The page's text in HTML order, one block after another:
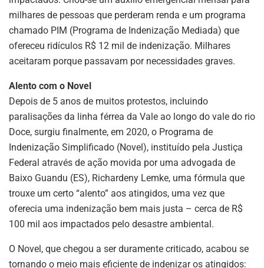
milhares de pessoas que perderam renda e um programa
chamado PIM (Programa de Indenização Mediada) que
ofereceu ridículos R$ 12 mil de indenização. Milhares
aceitaram porque passavam por necessidades graves.
Alento com o Novel
Depois de 5 anos de muitos protestos, incluindo
paralisações da linha férrea da Vale ao longo do vale do rio
Doce, surgiu finalmente, em 2020, o Programa de
Indenização Simplificado (Novel), instituído pela Justiça
Federal através de ação movida por uma advogada de
Baixo Guandu (ES), Richardeny Lemke, uma fórmula que
trouxe um certo “alento” aos atingidos, uma vez que
oferecia uma indenização bem mais justa – cerca de R$
100 mil aos impactados pelo desastre ambiental.
O Novel, que chegou a ser duramente criticado, acabou se
tornando o meio mais eficiente de indenizar os atingidos: